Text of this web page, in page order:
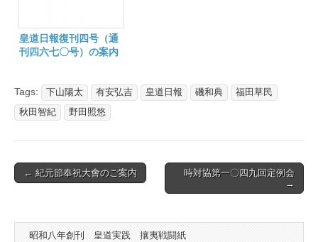
皇道日報復刊四号（通
刊四六七〇号）の案内
Tags: 下山陽太 有安弘吉 皇道日報 磯和典
福田草民
秋田智紀
野田照悠
Post
← 紀元節奉祝大會のご案内
時対協第一〇四九回定例会
→
昭和八年創刊 皇道実践 攘夷戦闘紙